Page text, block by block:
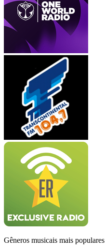
Gêneros musicais mais populares